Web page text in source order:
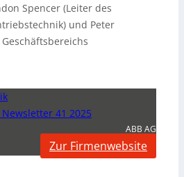
Spencer (Leiter des
und Peter
Newsletter 41 2025
ABB AG
Zur Firmenwebsite